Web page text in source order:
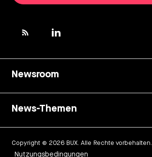
Newsroom
News-Themen
Copyright © 2026 BUX. Alle Rechte vorbehalten.
Nutzungsbedingungen